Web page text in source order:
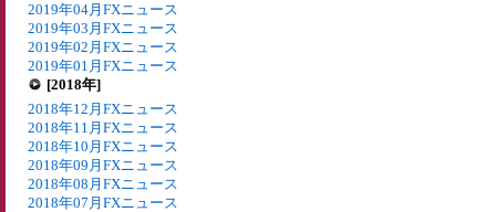
2019年04月FXニュース
2019年03月FXニュース
2019年02月FXニュース
2019年01月FXニュース
[2018年]
2018年12月FXニュース
2018年11月FXニュース
2018年10月FXニュース
2018年09月FXニュース
2018年08月FXニュース
2018年07月FXニュース